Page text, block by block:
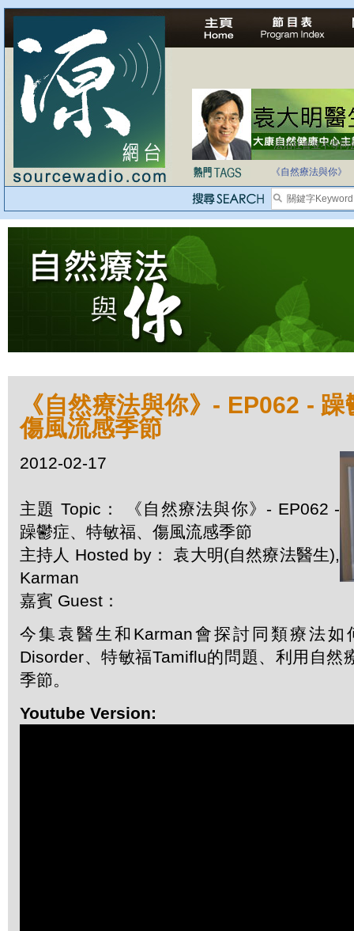
法治社會並不等同
《自然療法與你》
《自然療法與你》- EP062 -
傷風流感季節
2012-02-17
主題 Topic： 《自然療法與你》- EP062 -
躁鬱症、特敏福、傷風流感季節
主持人 Hosted by： 袁大明(自然療法醫生),
Karman
嘉賓 Guest：
今集袁醫生和Karman會探討同類療法如
Disorder、特敏福Tamiflu的問題、利用自然
季節。
Youtube Version: